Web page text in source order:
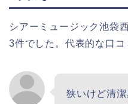
シアーミュージック池袋
3件でした。代表的な口コ
狭いけど清